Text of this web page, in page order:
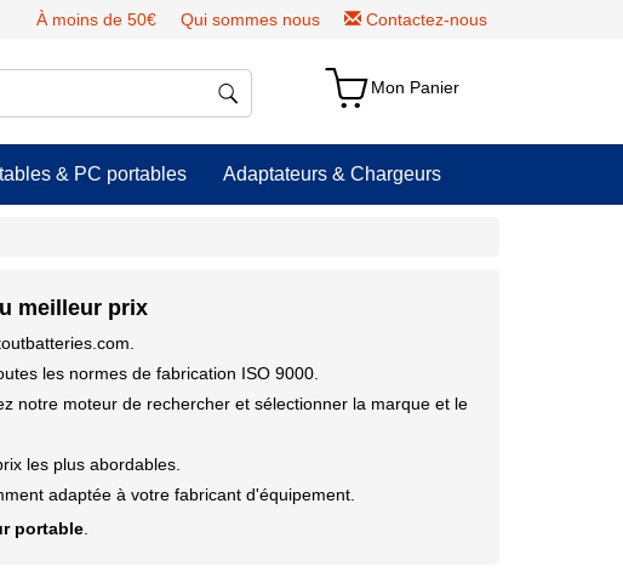
À moins de 50€ Qui sommes nous Contactez-nous
Mon Panier
& PC portables Adaptateurs & Chargeurs
meilleur prix
les normes de fabrication ISO 9000.
notre moteur de rechercher et sélectionner la marque et le
les plus abordables.
adaptée à votre fabricant d'équipement.
portable.